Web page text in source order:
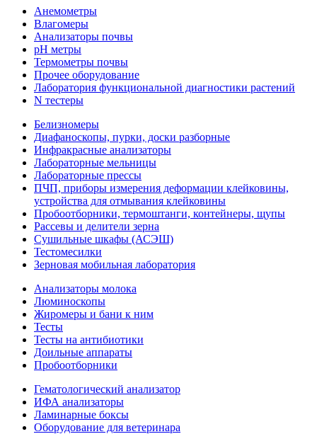
Анемометры
Влагомеры
Анализаторы почвы
pH метры
Термометры почвы
Прочее оборудование
Лаборатория функциональной диагностики растений
N тестеры
Белизномеры
Диафаноскопы, пурки, доски разборные
Инфракрасные анализаторы
Лабораторные мельницы
Лабораторные прессы
ПЧП, приборы измерения деформации клейковины,
устройства для отмывания клейковины
Пробоотборники, термоштанги, контейнеры, щупы
Рассевы и делители зерна
Сушильные шкафы (АСЭШ)
Тестомесилки
Зерновая мобильная лаборатория
Анализаторы молока
Люминоскопы
Жиромеры и бани к ним
Тесты
Тесты на антибиотики
Доильные аппараты
Пробоотборники
Гематологический анализатор
ИФА анализаторы
Ламинарные боксы
Оборудование для ветеринара